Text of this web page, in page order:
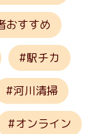
おすすめ
駅チカ
河川清掃
オンライン